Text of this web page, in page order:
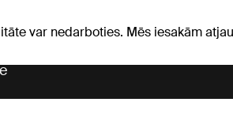
var nedarboties. Mēs iesakām